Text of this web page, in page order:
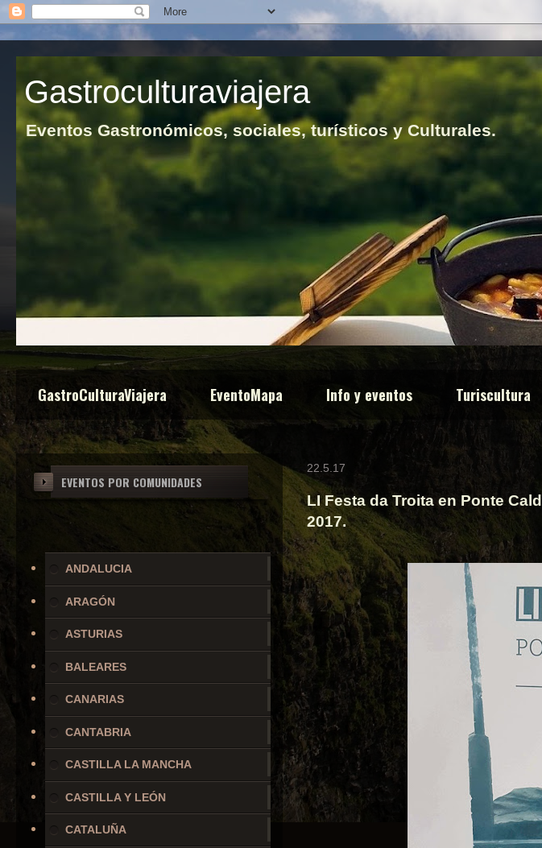
Gastroculturaviajera
Eventos Gastronómicos, sociales, turísticos y Culturales.
GastroCulturaViajera EventoMapa Info y eventos Turiscultura
22.5.17
LI Festa da Troita en Ponte
2017.
EVENTOS POR COMUNIDADES
ANDALUCIA
ARAGÓN
ASTURIAS
BALEARES
CANARIAS
CANTABRIA
CASTILLA LA MANCHA
CASTILLA Y LEÓN
CATALUÑA